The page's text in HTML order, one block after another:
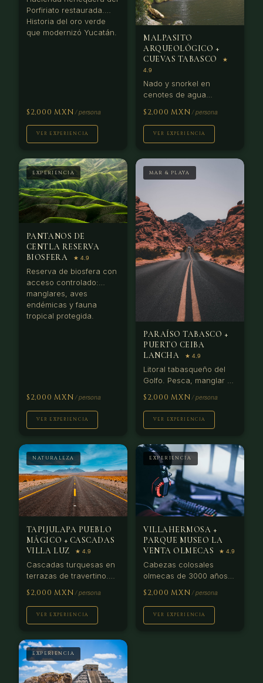
Porfiriato restaurada.
Historia del oro verde
que modernizó Yucatán.
$2,000 MXN
VER EXPERIENCIA
MALPASITO
ARQUEOLÓGICO +
CUEVAS TABASCO
Nado y snorkel en
cenotes de agua
calcáreas únicas de la
Riviera Maya.
$2,000 MXN
VER EXPERIENCIA
EXPERIENCIA
PANTANOS DE
CENTLA RESERVA
BIOSFERA
Reserva de biosfera con
acceso controlado:
manglares, aves
endémicas y fauna
tropical protegida.
$2,000 MXN
VER EXPERIENCIA
MAR & PLAYA
PARAÍSO TABASCO +
PUERTO CEIBA
LANCHA
Litoral tabasqueño del
Golfo. Pesca, manglar y
Puerto Ceiba en lancha.
$2,000 MXN
VER EXPERIENCIA
NATURALEZA
TAPIJULAPA PUEBLO
MÁGICO + CASCADAS
VILLA LUZ
Cascadas turquesas en
terrazas de travertino.
entre Ocosingo y
Palenque.
$2,000 MXN
VER EXPERIENCIA
EXPERIENCIA
VILLAHERMOSA +
PARQUE MUSEO LA
VENTA OLMECAS
Cabezas colosales
olmecas de 3000 años
arqueológico. Mayor
colección del mundo.
$2,000 MXN
VER EXPERIENCIA
EXPERIENCIA